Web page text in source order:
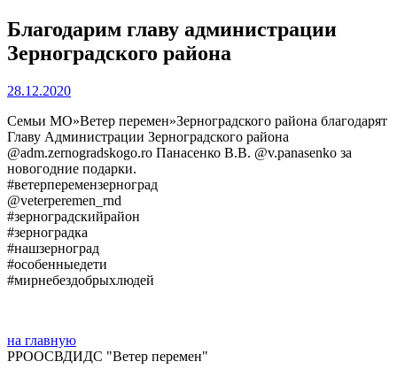
Благодарим главу администрации
Зерноградского района
28.12.2020
Семьи МО»Ветер перемен»Зерноградского района благодарят
Главу Администрации Зерноградского района
@adm.zernogradskogo.ro Панасенко В.В. @v.panasenko за
новогодние подарки.
#ветерперемензерноград
@veterperemen_rnd
#зерноградскийрайон
#зерноградка
#нашзерноград
#особенныедети
#мирнебездобрыхлюдей
на главную
РРООСВДИДС "Ветер перемен"